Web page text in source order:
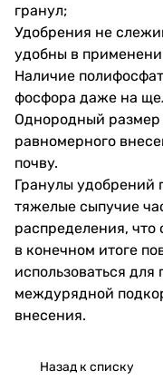
гранул;
Удобрения не
удобны в
Наличие
фосфора даже на
Однородный размер
равномерного
почву.
Гранулы удобрений
тяжелые сыпучие
распределения,
в конечном итоге
использоваться
междурядной
внесения.
Назад к списку